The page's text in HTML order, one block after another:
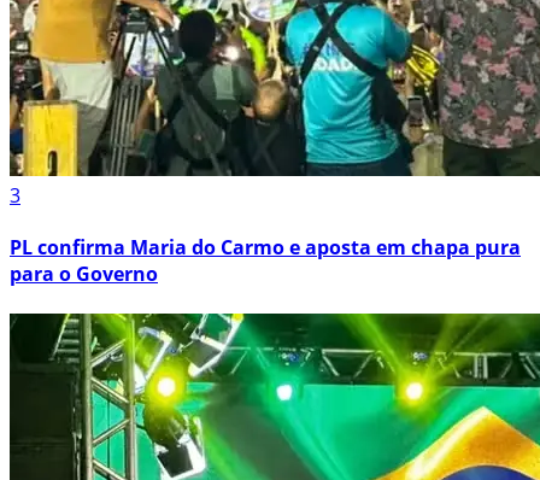
3
PL confirma Maria do Carmo e aposta em chapa pura
para o Governo